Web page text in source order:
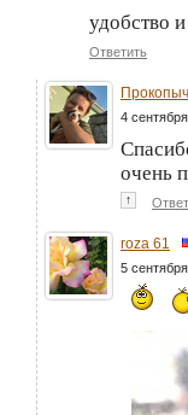
удобство
Ответить
Прокопыч
4
очень
↑
roza 61
5